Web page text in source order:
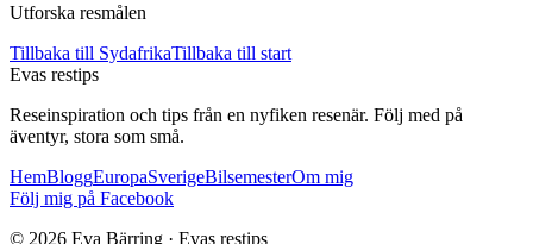
Utforska resmålen
Tillbaka till SydafrikaTillbaka till start
Evas restips
Reseinspiration och tips från en nyfiken resenär. Följ med på
äventyr, stora som små.
HemBloggEuropaSverigeBilsemesterOm mig
Följ mig på Facebook
© 2026 Eva Bärring · Evas restips